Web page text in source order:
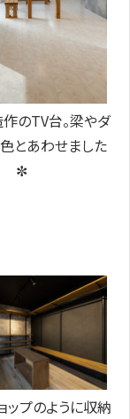
のTV台。梁やダ
とあわせました
✼
ップのように収納